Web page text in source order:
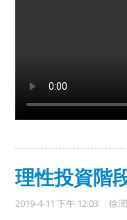
理性投資階
2019-4-11 下午 12:03 徐